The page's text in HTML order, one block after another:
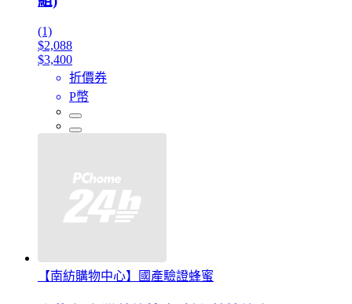
(1)
$2,088
$3,400
折價券
P幣
【南紡購物中心】國產驗證蜂蜜